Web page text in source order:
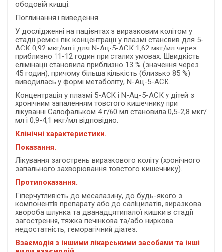
ободовій кишці.
Поглинання і виведення
У дослідженні на пацієнтах з виразковим колітом у
стадії ремісії пік концентрації у плазмі становив для 5-
АСК 0,92 мкг/мл і для N-Ац-5-АСК 1,62 мкг/мл через
приблизно 11-12 годин при сталих умовах. Швидкість
елімінації становила приблизно 13 % (значення через
45 годин), причому більша кількість (близько 85 %)
виводилась у формі метаболіту, N-Ац-5-АСК.
Концентрація у плазмі 5-АСК і N-Ац-5-АСК у дітей з
хронічним запаленням товстого кишечнику при
лікуванні Салофальком 4 г/60 мл становила 0,5-2,8 мкг/
мл і 0,9-4,1 мкг/мл відповідно.
Клінічні характеристики.
Показання.
Лікування загострень виразкового коліту (хронічного
запального захворювання товстого кишечнику).
Протипоказання.
Гіперчутливість до месалазину, до будь-якого з
компонентів препарату або до саліцилатів, виразкова
хвороба шлунка та дванадцятипалої кишки в стадії
загострення, тяжка печінкова та/або ниркова
недостатність, геморагічний діатез.
Взаємодія з іншими лікарськими засобами та інші